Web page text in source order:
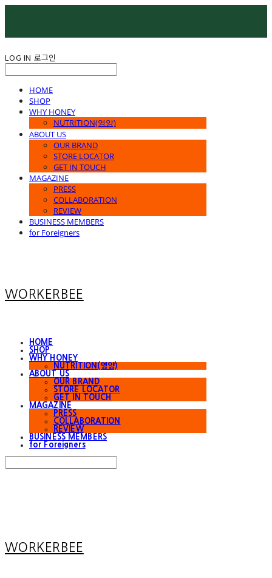
LOG IN 로그인
HOME
SHOP
WHY HONEY
NUTRITION(영양)
ABOUT US
OUR BRAND
STORE LOCATOR
GET IN TOUCH
MAGAZINE
PRESS
COLLABORATION
REVIEW
BUSINESS MEMBERS
for Foreigners
WORKERBEE
HOME
SHOP
WHY HONEY
NUTRITION(영양)
ABOUT US
OUR BRAND
STORE LOCATOR
GET IN TOUCH
MAGAZINE
PRESS
COLLABORATION
REVIEW
BUSINESS MEMBERS
for Foreigners
WORKERBEE